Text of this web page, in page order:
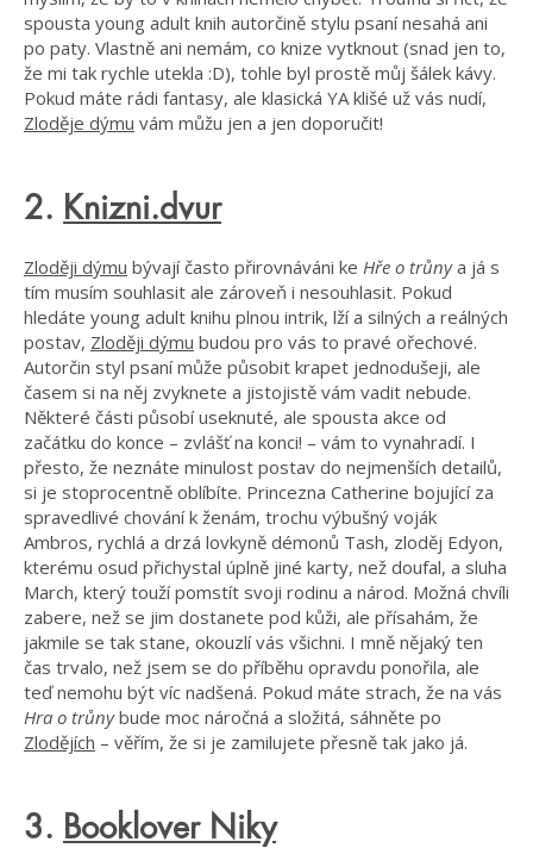
spousta young adult knih autorčině stylu psaní nesahá ani
po paty. Vlastně ani nemám, co knize vytknout (snad jen to,
že mi tak rychle utekla :D), tohle byl prostě můj šálek kávy.
Pokud máte rádi fantasy, ale klasická YA klišé už vás nudí,
Zloděje dýmu vám můžu jen a jen doporučit!
2. Knizni.dvur
Zloději dýmu bývají často přirovnáváni ke Hře o trůnya já s
tím musím souhlasit ale zároveň i nesouhlasit. Pokud
hledáte young adult knihu plnou intrik, lží a silných a reálných
postav, Zloději dýmu budou pro vás to pravé ořechové.
Autorčin styl psaní může působit krapet jednodušeji, ale
časem si na něj zvyknete a jistojistě vám vadit nebude.
Některé části působí useknuté, ale spousta akce od
začátku do konce – zvlášť na konci! – vám to vynahradí. I
přesto, že neznáte minulost postav do nejmenších detailů,
si je stoprocentně oblíbíte. Princezna Catherine bojující za
spravedlivé chování k ženám, trochu výbušný voják
Ambros, rychlá a drzá lovkyně démonů Tash, zloděj Edyon,
kterému osud přichystal úplně jiné karty, než doufal, a sluha
March, který touží pomstít svoji rodinu a národ. Možná chvíli
zabere, než se jim dostanete pod kůži, ale přísahám, že
jakmile se tak stane, okouzlí vás všichni. I mně nějaký ten
čas trvalo, než jsem se do příběhu opravdu ponořila, ale
teď nemohu být víc nadšená. Pokud máte strach, že na vás
Hra o trůnybude moc náročná a složitá, sáhněte po
Zlodějích – věřím, že si je zamilujete přesně tak jako já.
3. Booklover Niky